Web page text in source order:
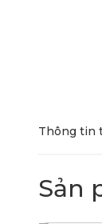
Thông tin
Sản